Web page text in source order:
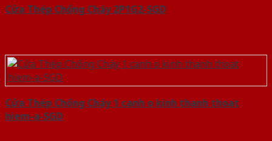
Cửa Thép Chống Cháy 2P1G2-SGD
Cửa Thép Chống Cháy 1 canh o kinh thanh thoat
hiem-a-SGD